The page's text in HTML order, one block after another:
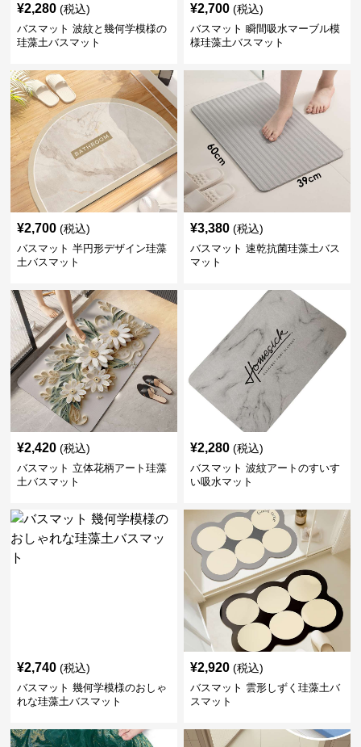
¥2,280 (税込)
バスマット 波紋と幾何学模様の
珪藻土バスマット
¥2,700 (税込)
バスマット 瞬間吸水マーブル模
様珪藻土バスマット
¥2,700 (税込)
バスマット 半円形デザイン珪藻
土バスマット
¥3,380 (税込)
バスマット 速乾抗菌珪藻土バス
マット
¥2,420 (税込)
バスマット 立体花柄アート珪藻
土バスマット
¥2,280 (税込)
バスマット 波紋アートのすいす
い吸水マット
¥2,740 (税込)
バスマット 幾何学模様のおしゃ
れな珪藻土バスマット
¥2,920 (税込)
バスマット 雲形しずく珪藻土バ
スマット